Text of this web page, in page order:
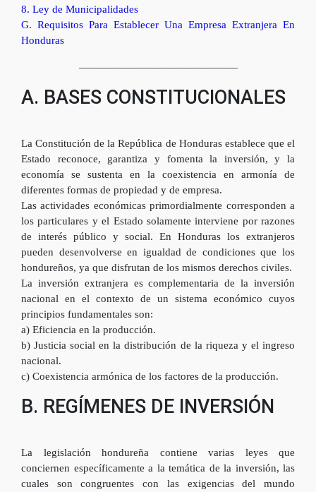
8. Ley de Municipalidades
G. Requisitos Para Establecer Una Empresa Extranjera En
Honduras
———————————————
A. BASES CONSTITUCIONALES
La Constitución de la República de Honduras establece que el
Estado reconoce, garantiza y fomenta la inversión, y la
economía se sustenta en la coexistencia en armonía de
diferentes formas de propiedad y de empresa.
Las actividades económicas primordialmente corresponden a
los particulares y el Estado solamente interviene por razones
de interés público y social. En Honduras los extranjeros
pueden desenvolverse en igualdad de condiciones que los
hondureños, ya que disfrutan de los mismos derechos civiles.
La inversión extranjera es complementaria de la inversión
nacional en el contexto de un sistema económico cuyos
principios fundamentales son:
a) Eficiencia en la producción.
b) Justicia social en la distribución de la riqueza y el ingreso
nacional.
c) Coexistencia armónica de los factores de la producción.
B. REGÍMENES DE INVERSIÓN
La legislación hondureña contiene varias leyes que
conciernen específicamente a la temática de la inversión, las
cuales son congruentes con las exigencias del mundo